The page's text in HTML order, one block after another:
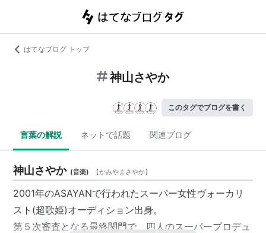
はてなブログ トップ
神山さやか
このタグでブログを書く
言葉の解説 ネットで話題 関連ブログ
神山さやか (音楽) 【かみやまさやか】
2001年のASAYANで行われたスーパー女性ヴォーカリ
スト(超歌姫)オーディション出身。
第５次審査となる最終関門で、四人のスーパープロデュ